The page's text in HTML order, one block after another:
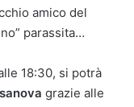
amico del
parassita…
18:30, si potrà
grazie alle